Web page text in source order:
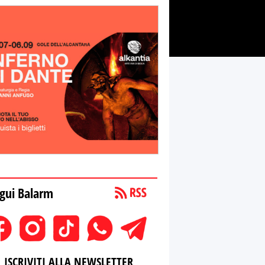
Balarm
ISCRIVITI ALLA NEWSLETTER